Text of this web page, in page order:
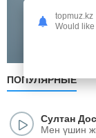
ПОПУЛЯРНЫЕ
Султан
Мен үшин
topmuz.kz
Would